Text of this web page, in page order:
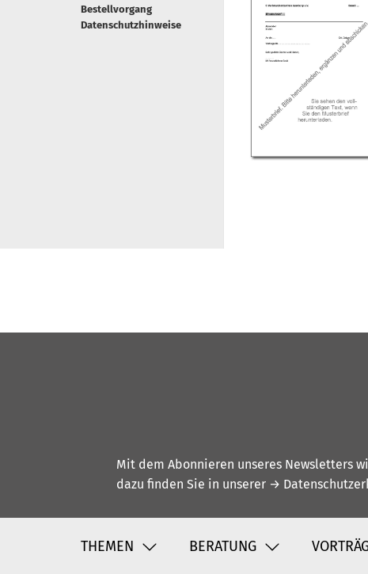
Bestellvorgang
Datenschutzhinweise
Mit dem Abonnieren unseres Newsletters
dazu finden Sie in unserer →
THEMEN BERATUNG